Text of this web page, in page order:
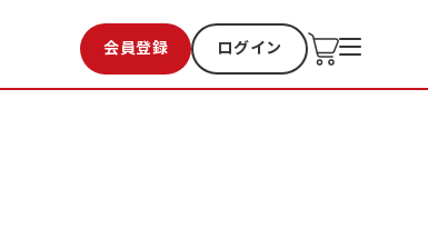
会員登録 ログイン
お気に入り 過去購入